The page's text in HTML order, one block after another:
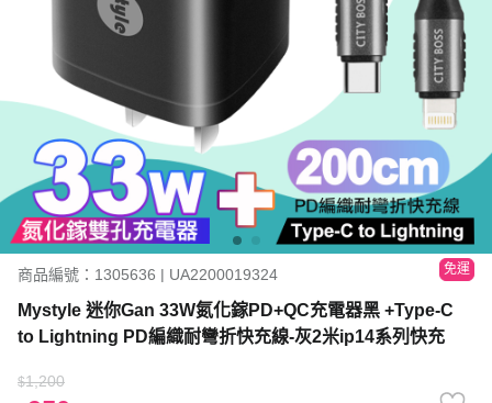
商品編號：1305636 | UA2200019324 免運
Mystyle 迷你Gan 33W氮化鎵PD+QC充電器黑 +Type-C
to Lightning PD編織耐彎折快充線-灰2米ip14系列快充
$1,200